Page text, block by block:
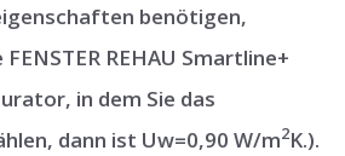
benötigen,
REHAU Smartline+
in dem Sie das
dann ist Uw=0,90 W/m2K.).